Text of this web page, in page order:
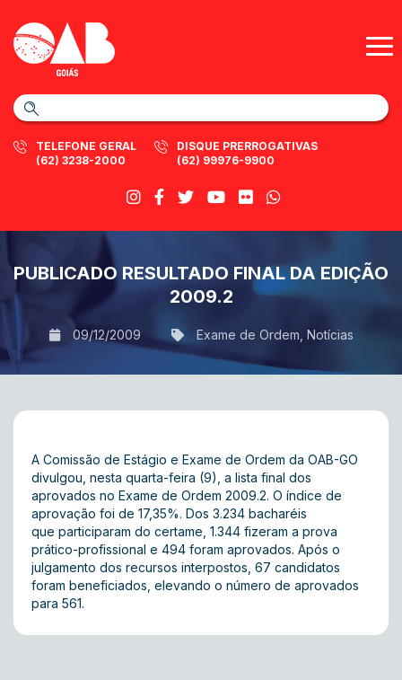
TELEFONE GERAL
(62) 3238-2000
DISQUE PRERROGATIVAS
(62) 99976-9900
PUBLICADO RESULTADO FINAL DA EDIÇÃO
2009.2
09/12/2009 Exame de Ordem Notícias
A Comissão de Estágio e Exame de Ordem da OAB-GO
divulgou, nesta quarta-feira (9), a lista final dos
aprovados no Exame de Ordem 2009.2. O índice de
aprovação foi de 17,35%. Dos 3.234 bacharéis
que participaram do certame, 1.344 fizeram a prova
prático-profissional e 494 foram aprovados. Após o
julgamento dos recursos interpostos, 67 candidatos
foram beneficiados, elevando o número de aprovados
para 561.